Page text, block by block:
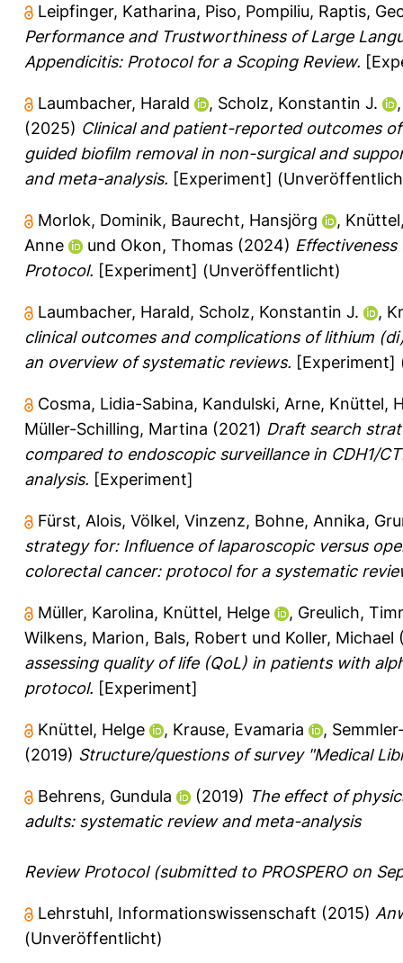
Leipfinger, Katharina, Piso, Pompiliu, Raptis,
Performance and Trustworthiness of Large
Appendicitis: Protocol for a Scoping Review.
Laumbacher, Harald , Scholz, Konstantin J.
(2025) Clinical and patient-reported outcomes
guided biofilm removal in non-surgical and
and meta-analysis. [Experiment]
Morlok, Dominik, Baurecht, Hansjörg ,
Anne
und Okon, Thomas (2024) Effectiveness
Protocol. [Experiment] (Unveröffentlicht)
Laumbacher, Harald, Scholz, Konstantin J. ,
clinical outcomes and complications of lithium
an overview of systematic reviews.
Cosma, Lidia-Sabina, Kandulski, Arne, Knüttel,
Müller-Schilling, Martina (2021) Draft search
compared to endoscopic surveillance in CDH1/
analysis. [Experiment]
Fürst, Alois, Völkel, Vinzenz, Bohne, Annika,
strategy for: Influence of laparoscopic versus
colorectal cancer: protocol for a systematic
Müller, Karolina, Knüttel, Helge , Greulich,
Wilkens, Marion, Bals, Robert und Koller, Michael
assessing quality of life (QoL) in patients with
protocol. [Experiment]
Knüttel, Helge , Krause, Evamaria ,
(2019) Structure/questions of survey "Medical
Behrens, Gundula (2019) The effect of
adults: systematic review and meta-analysis
Review Protocol (submitted to PROSPERO on
Lehrstuhl, Informationswissenschaft (2015)
(Unveröffentlicht)